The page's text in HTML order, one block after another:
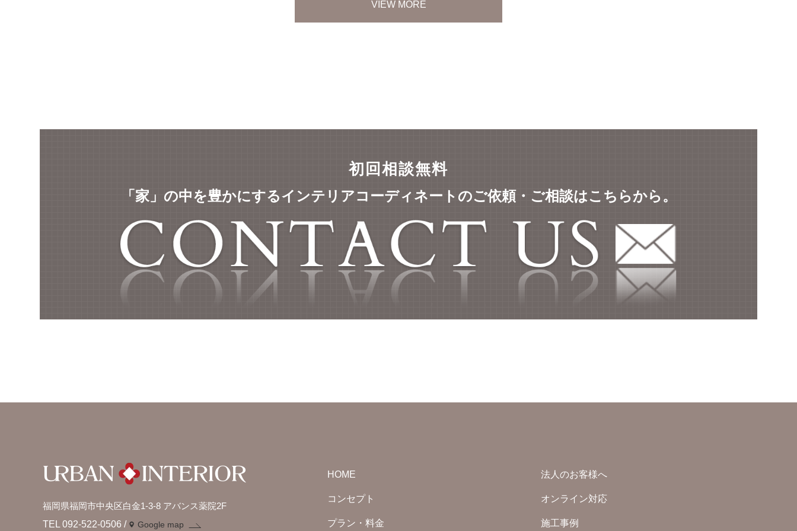
VIEW MORE
初回相談無料
「家」の中を豊かにするインテリアコーディネートのご依頼・ご相談はこちらから。
福岡県福岡市中央区白金1-3-8 アバンス薬院2F
TEL 092-522-0506
Google map
HOME
コンセプト
プラン・料金
法人のお客様へ
オンライン対応
施工事例